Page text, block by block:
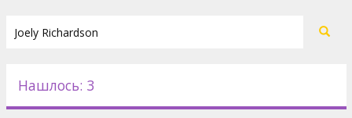
Новости
Нашлось: 3